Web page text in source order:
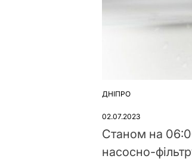
ОПУБЛІКУВАТИ
ДНІПРО
02.07.2023
Станом на
насосно-